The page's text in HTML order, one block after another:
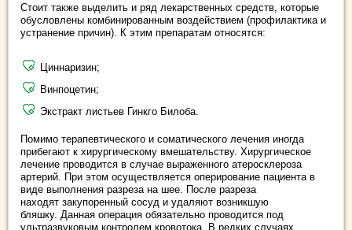
Стоит также выделить и ряд лекарственных средств, которые
обусловлены комбинированным воздействием (профилактика и
устранение причин). К этим препаратам относятся:
Циннаризин;
Винпоцетин;
Экстракт листьев Гинкго Билоба.
Помимо терапевтического и соматического лечения иногда
прибегают к хирургическому вмешательству. Хирургическое
лечение проводится в случае выраженного атеросклероза
артерий. При этом осуществляется оперирование пациента в
виде выполнения разреза на шее. После разреза
находят закупоренный сосуд и удаляют возникшую
бляшку. Данная операция обязательно проводится под
ультразвуковым контролем кровотока. В редких случаях